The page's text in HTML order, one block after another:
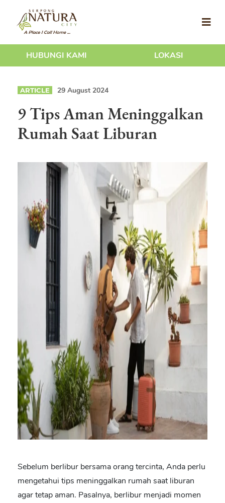
HUBUNGI KAMI LOKASI
ARTICLE 29 August 2024
9 Tips Aman Meninggalkan
Rumah Saat Liburan
Sebelum berlibur bersama orang tercinta, Anda perlu
mengetahui tips meninggalkan rumah saat liburan
agar tetap aman. Pasalnya, berlibur menjadi momen